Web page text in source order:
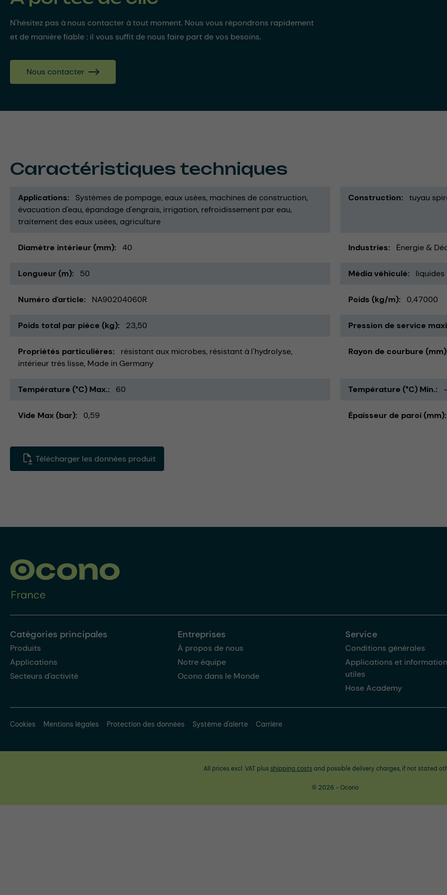
N'hésitez pas à nous contacter à tout moment. Nous vous répondrons rapidement
et de manière fiable : il vous suffit de nous faire part de vos besoins.
Nous contacter
Caractéristiques techniques
Applications Systèmes de pompage eaux usées machines de construction
évacuation d'eau épandage d'engrais irrigation refroidissement par eau
traitement des eaux usées agriculture
Construction tuyau
Diamètre intérieur (mm) 40 Industries Énergie &
Longueur (m) 50 Média véhiculé liquides
Numéro d'article NA90204060R Poids (kg/m) 0,47000
Poids total par pièce (kg) 23,50 Pression de service
Propriétés particulières résistant aux microbes résistant à l'hydrolyse
intérieur très lisse Made in Germany
Rayon de courbure (mm)
Température (°C) Max. 60 Température (°C) Min.
Vide Max (bar) 0,59 Épaisseur de paroi (mm)
Télécharger les données produit
Catégories principales
Produits
Applications
Secteurs d'activité
Entreprises
À propos de nous
Notre équipe
Ocono dans le Monde
Service
Conditions générales
Applications et
utiles
Hose Academy
Cookies Mentions légales Protection des données Système d'alerte Carrière
All prices excl. VAT plus shipping costsand possible delivery charges, if not stated
© 2026 - Ocono